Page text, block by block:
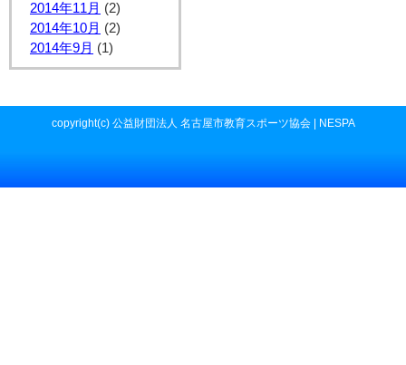
2014年11月 (2)
2014年10月 (2)
2014年9月 (1)
copyright(c) 公益財団法人 名古屋市教育スポーツ協会 | NESPA